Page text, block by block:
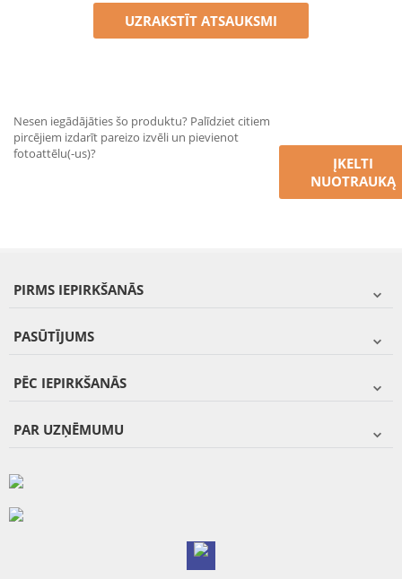
UZRAKSTĪT ATSAUKSMI
Nesen iegādājāties šo produktu? Palīdziet citiem
pircējiem izdarīt pareizo izvēli un pievienot
fotoattēlu(-us)?
ĮKELTI
NUOTRAUKĄ
PIRMS IEPIRKŠANĀS
PASŪTĪJUMS
PĒC IEPIRKŠANĀS
PAR UZŅĒMUMU